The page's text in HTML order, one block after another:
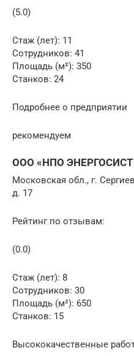
(5.0)
Стаж (лет): 11
Сотрудников: 41
Площадь (м²): 350
Станков: 24
Подробнее о предприятии
рекомендуем
ООО «НПО
Московская обл., г.
д. 17
Рейтинг по отзывам:
(0.0)
Стаж (лет): 8
Сотрудников: 30
Площадь (м²): 650
Станков: 15
Высококачественные